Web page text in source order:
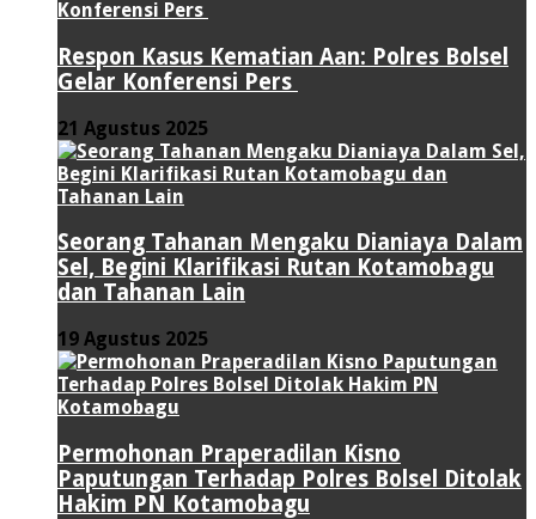
Respon Kasus Kematian Aan: Polres Bolsel
Gelar Konferensi Pers
21 Agustus 2025
Seorang Tahanan Mengaku Dianiaya Dalam
Sel, Begini Klarifikasi Rutan Kotamobagu
dan Tahanan Lain
19 Agustus 2025
Permohonan Praperadilan Kisno
Paputungan Terhadap Polres Bolsel Ditolak
Hakim PN Kotamobagu